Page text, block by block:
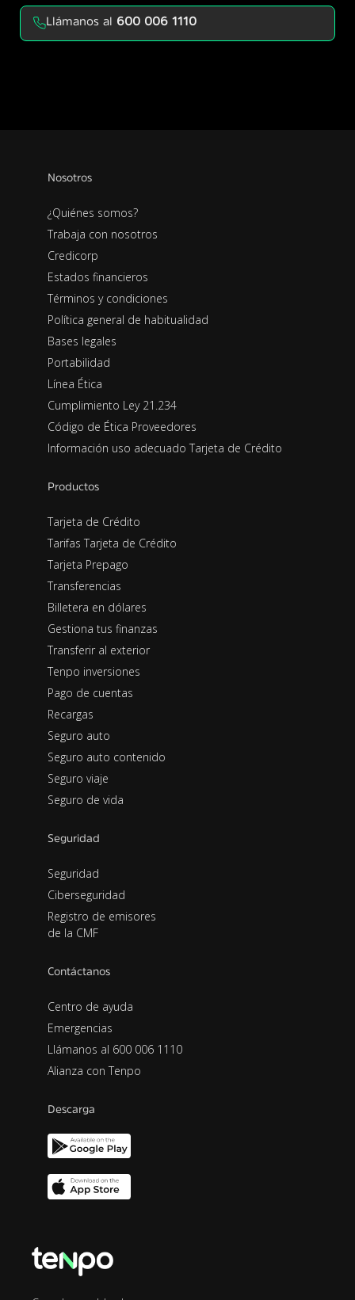
Llámanos al 600 006 1110
Nosotros
¿Quiénes somos?
Trabaja con nosotros
Credicorp
Estados financieros
Términos y condiciones
Política general de habitualidad
Bases legales
Portabilidad
Línea Ética
Cumplimiento Ley 21.234
Código de Ética Proveedores
Información uso adecuado Tarjeta de Crédito
Productos
Tarjeta de Crédito
Tarifas Tarjeta de Crédito
Tarjeta Prepago
Transferencias
Billetera en dólares
Gestiona tus finanzas
Transferir al exterior
Tenpo inversiones
Pago de cuentas
Recargas
Seguro auto
Seguro auto contenido
Seguro viaje
Seguro de vida
Seguridad
Seguridad
Ciberseguridad
Registro de emisores
de la CMF
Contáctanos
Centro de ayuda
Emergencias
Llámanos al 600 006 1110
Alianza con Tenpo
Descarga